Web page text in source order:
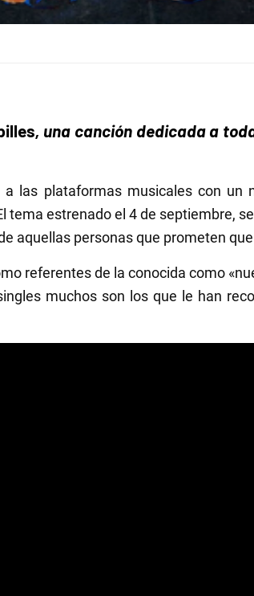
, una canción dedicada a
las plataformas musicales con un
tema estrenado el 4 de septiembre,
aquellas personas que prometen
referentes de la conocida como
muchos son los que le han